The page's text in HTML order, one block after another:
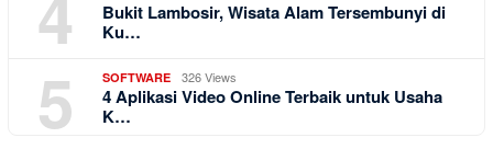
Bukit Lambosir, Wisata Alam Tersembunyi di
Ku…
5 SOFTWARE 326 Views
4 Aplikasi Video Online Terbaik untuk Usaha
K…